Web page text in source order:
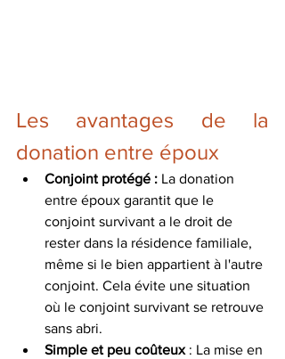
Les avantages de la
donation entre époux
Conjoint protégé : La donation
entre époux garantit que le
conjoint survivant a le droit de
rester dans la résidence familiale,
même si le bien appartient à l'autre
conjoint. Cela évite une situation
où le conjoint survivant se retrouve
sans abri.
Simple et peu coûteux : La mise en